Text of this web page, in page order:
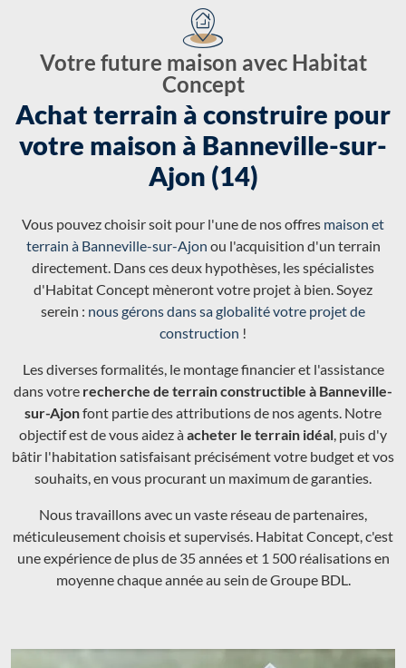
Votre future maison avec Habitat
Concept
Achat terrain à construire pour
votre maison à Banneville-sur-
Ajon (14)
Vous pouvez choisir soit pour l'une de nos offres maison et
terrain à Banneville-sur-Ajon ou l'acquisition d'un terrain
directement. Dans ces deux hypothèses, les spécialistes
d'Habitat Concept mèneront votre projet à bien. Soyez
serein : nous gérons dans sa globalité votre projet de
construction !
Les diverses formalités, le montage financier et l'assistance
dans votre recherche de terrain constructible à Banneville-
sur-Ajonfont partie des attributions de nos agents. Notre
objectif est de vous aidez àacheter le terrain idéal, puis d'y
bâtir l'habitation satisfaisant précisément votre budget et vos
souhaits, en vous procurant un maximum de garanties.
Nous travaillons avec un vaste réseau de partenaires,
méticuleusement choisis et supervisés. Habitat Concept, c'est
une expérience de plus de 35 années et 1 500 réalisations en
moyenne chaque année au sein de Groupe BDL.